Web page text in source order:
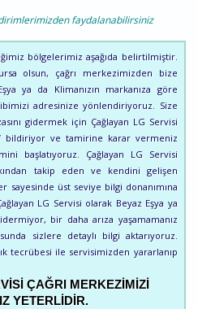
faydalanabilirsiniz
bölgelerimiz aşağıda belirtilmiştir.
olsun, çağrı merkezimizden bize
ya da Klimanızın markanıza göre
adresinize yönlendiriyoruz. Size
gidermek için Çağlayan LG Servisi
bildiriyor ve tamirine karar vermeniz
başlatıyoruz. Çağlayan LG Servisi
takip eden ve kendini gelişen
sayesinde üst seviye bilgi donanımına
LG Servisi olarak Beyaz Eşya ya
bir daha arıza yaşamamanız
sizlere detaylı bilgi aktarıyoruz.
tecrübesi ile servisimizden yararlanıp
ÇAĞRI MERKEZIMIZI
YETERLIDIR.